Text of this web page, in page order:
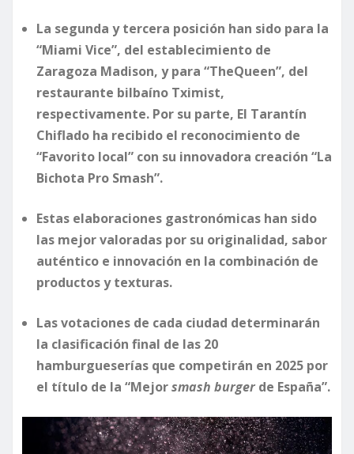
La segunda y tercera posición han sido para la
“Miami Vice”, del establecimiento de
Zaragoza Madison, y para “TheQueen”, del
restaurante bilbaíno Tximist,
respectivamente. Por su parte, El Tarantín
Chiflado ha recibido el reconocimiento de
“Favorito local” con su innovadora creación “La
Bichota Pro Smash”.
Estas elaboraciones gastronómicas han sido
las mejor valoradas por su originalidad, sabor
auténtico e innovación en la combinación de
productos y texturas.
Las votaciones de cada ciudad determinarán
la clasificación final de las 20
hamburgueserías que competirán en 2025 por
el título de la “Mejorsmash burgerde España”.